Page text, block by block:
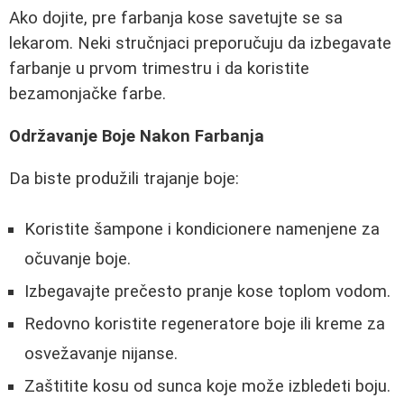
Ako dojite, pre farbanja kose savetujte se sa
lekarom. Neki stručnjaci preporučuju da izbegavate
farbanje u prvom trimestru i da koristite
bezamonjačke farbe.
Održavanje Boje Nakon Farbanja
Da biste produžili trajanje boje:
Koristite šampone i kondicionere namenjene za
očuvanje boje.
Izbegavajte prečesto pranje kose toplom vodom.
Redovno koristite regeneratore boje ili kreme za
osvežavanje nijanse.
Zaštitite kosu od sunca koje može izbledeti boju.